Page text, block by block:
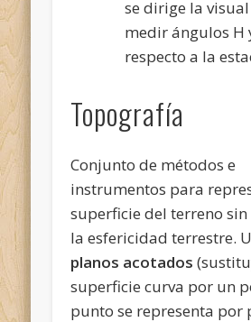
se dirige la
medir ángulos H
respecto a la
Topografía
Conjunto de métodos e
instrumentos para
superficie del terreno
la esfericidad terrestre.
planos acotados
superficie curva por un
punto se representa por